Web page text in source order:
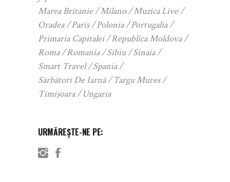
Marea Britanie
Milano
Muzica Live
Oradea
Paris Polonia
Portugalia
Primaria Capitalei
Republica Moldova
Roma
Romania Sibiu
Sinaia
Smart Travel
Spania
Sărbători De Iarnă
Targu Mures
Timișoara
Ungaria
URMĂREȘTE-NE PE: